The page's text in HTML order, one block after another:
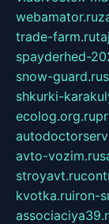
webamator.ru
trade-farm.ru
spayderhed-
snow-guard.ru
shkurki-
ecolog.org.ru
avto-vozim.ru
stroyavt.ru
kvotka.ruiron-